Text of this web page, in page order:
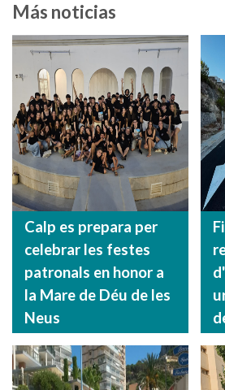
Más noticias
Calp es prepara per
celebrar les festes
patronals en honor a
la Mare de Déu de les
Neus